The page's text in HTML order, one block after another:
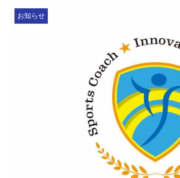
お知らせ